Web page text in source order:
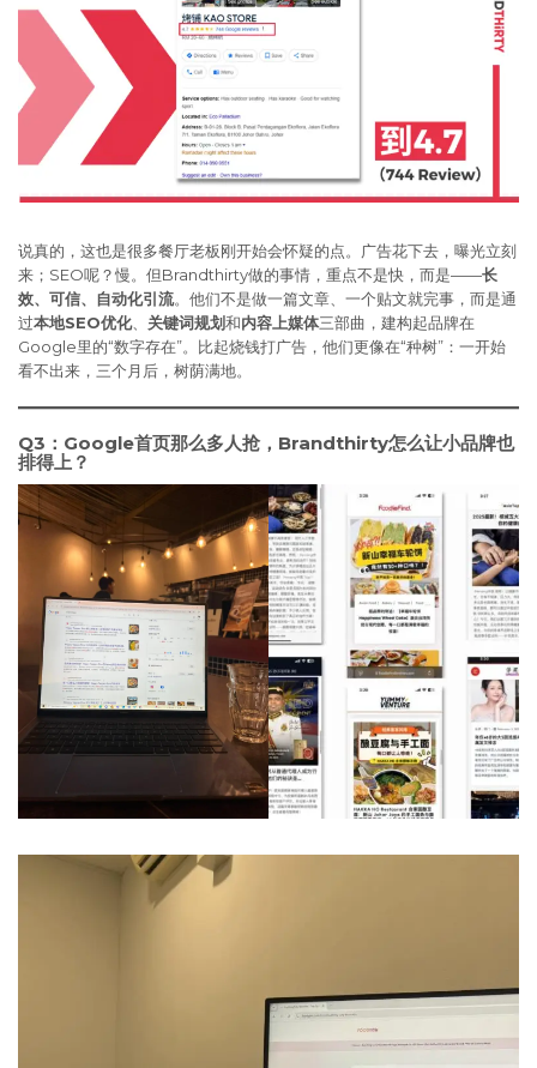
说真的，这也是很多餐厅老板刚开始会怀疑的点。广告花下去，曝光立刻
来；SEO呢？慢。但Brandthirty做的事情，重点不是快，而是——长
效、可信、自动化引流。他们不是做一篇文章、一个贴文就完事，而是通
过本地SEO优化、 关键词规划和内容上媒体三部曲，建构起品牌在
Google里的“数字存在”。比起烧钱打广告，他们更像在“种树”：一开始
看不出来，三个月后，树荫满地。
Q3：Google首页那么多人抢，Brandthirty怎么让小品牌也
排得上？